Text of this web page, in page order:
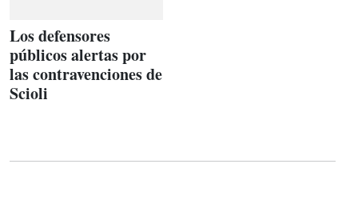
Los defensores
públicos alertas por
las contravenciones de
Scioli